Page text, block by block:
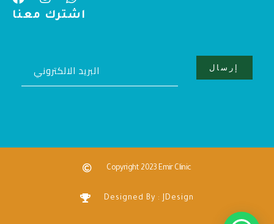
اشترك معنا
Copyright 2023 Emir Clinic
Designed By : JDesign